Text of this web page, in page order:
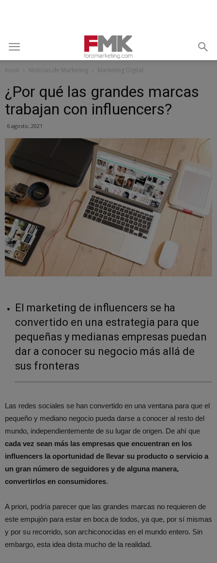
Inicio Noticias de Marketing Marketing Digital
¿Por qué las grandes marcas
trabajan con influencers?
6 agosto, 2021
El marketing de influencers se ha
convertido en una estrategia para que
pequeñas y medianas empresas puedan
dar a conocer su negocio más allá de
sus fronteras
Las redes sociales se han convertido en una ventana para que el
pequeño y mediano negocio pueda darse a conocer al resto del
mundo, independientemente de su lugar de origen. De ahí que
cada vez sean más las empresas que encuentran en los
influencers la oportunidad de llevar su producto o servicio a
un gran número de seguidores y de alguna manera,
convertirlos en consumidores.
A priori, podría parecer que las grandes marcas no requieren de
este empujón para estar en boca de todos, ya que, por sí mismas
y por su recorrido, son archiconocidas en el mundo entero. Sin
embargo, esta idea dista mucho de la realidad.